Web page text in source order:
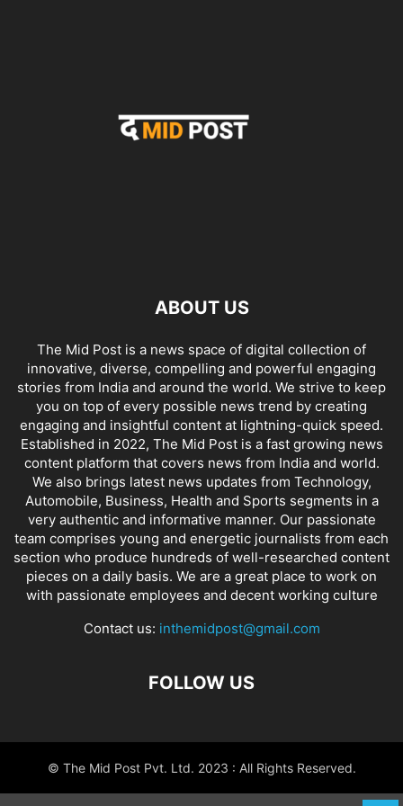
ABOUT US
The Mid Post is a news space of digital collection of
innovative, diverse, compelling and powerful engaging
stories from India and around the world. We strive to keep
you on top of every possible news trend by creating
engaging and insightful content at lightning-quick speed.
Established in 2022, The Mid Post is a fast growing news
content platform that covers news from India and world.
We also brings latest news updates from Technology,
Automobile, Business, Health and Sports segments in a
very authentic and informative manner. Our passionate
team comprises young and energetic journalists from each
section who produce hundreds of well-researched content
pieces on a daily basis. We are a great place to work on
with passionate employees and decent working culture
Contact us: inthemidpost@gmail.com
FOLLOW US
© The Mid Post Pvt. Ltd. 2023 : All Rights Reserved.